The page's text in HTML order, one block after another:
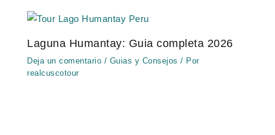
Laguna Humantay: Guia completa 2026
Deja un comentario / Guias y Consejos / Por
realcuscotour